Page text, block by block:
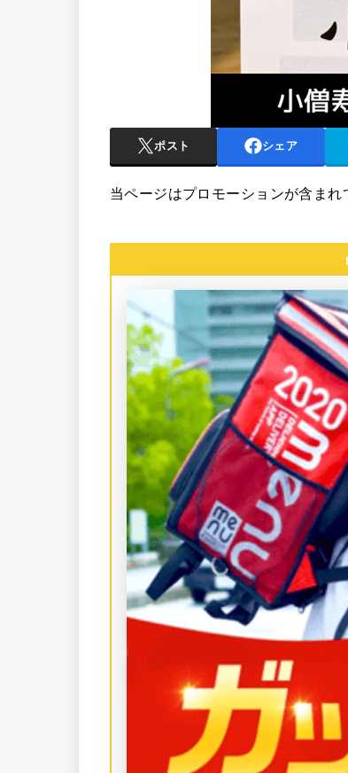
ポスト シェア
当ページはプロモーションが含まれ